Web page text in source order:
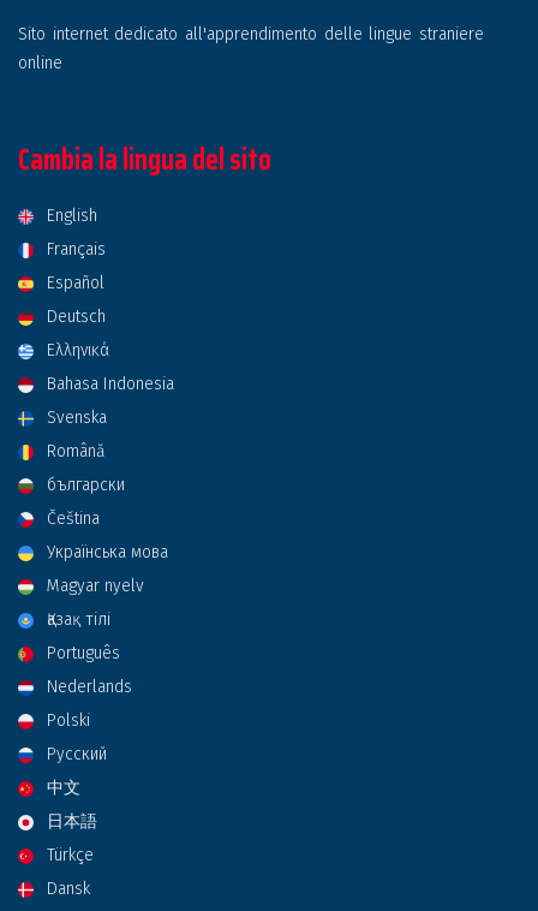
Sito internet dedicato all'apprendimento delle lingue straniere
online
Cambia la lingua del sito
English
Français
Español
Deutsch
Ελληνικά
Bahasa Indonesia
Svenska
Română
български
Čeština
Українська мова
Magyar nyelv
Қазақ тілі
Português
Nederlands
Polski
Русский
中文
日本語
Türkçe
Dansk